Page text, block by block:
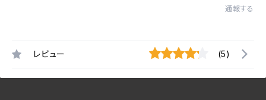
通報する
レビュー (5)